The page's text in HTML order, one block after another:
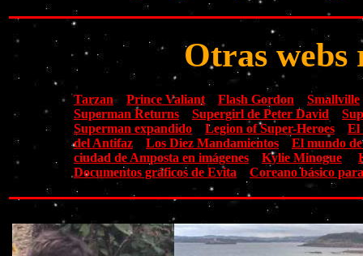
Otras webs
Tarzan Prince Valiant Flash Gordon
Smallville
Superman Returns
Supergirl de Peter David
Superman expandido
Legion of Super-Heroes
El
del Antifaz
Los Diez Mandamientos
El mundo
ciudad de Amposta en imágenes
Kylie Minogue
Documentos gráficos de Evita
Coreano básico